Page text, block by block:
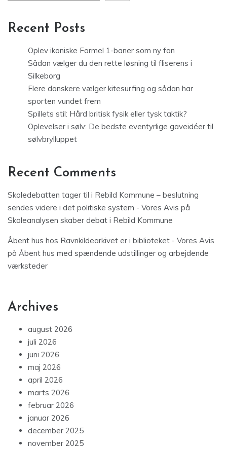
Recent Posts
Oplev ikoniske Formel 1-baner som ny fan
Sådan vælger du den rette løsning til fliserens i
Silkeborg
Flere danskere vælger kitesurfing og sådan har
sporten vundet frem
Spillets stil: Hård britisk fysik eller tysk taktik?
Oplevelser i sølv: De bedste eventyrlige gaveidéer til
sølvbrylluppet
Recent Comments
Skoledebatten tager til i Rebild Kommune – beslutning
sendes videre i det politiske system - Vores Avis på
Skoleanalysen skaber debat i Rebild Kommune
Åbent hus hos Ravnkildearkivet er i biblioteket - Vores Avis
på Åbent hus med spændende udstillinger og arbejdende
værksteder
Archives
august 2026
juli 2026
juni 2026
maj 2026
april 2026
marts 2026
februar 2026
januar 2026
december 2025
november 2025